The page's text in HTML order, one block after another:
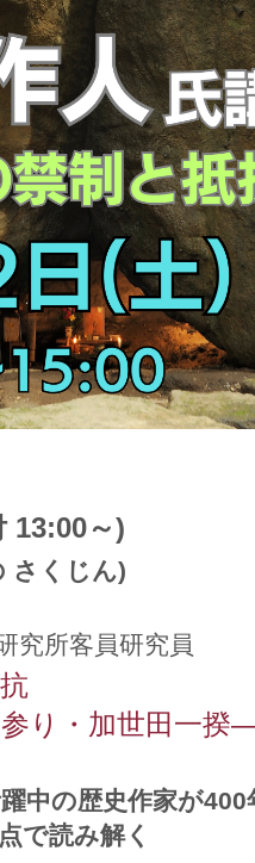
13:00～)
さくじん)
究所客員研究員
り・加世田一揆
中の歴史作家が
で読み解く